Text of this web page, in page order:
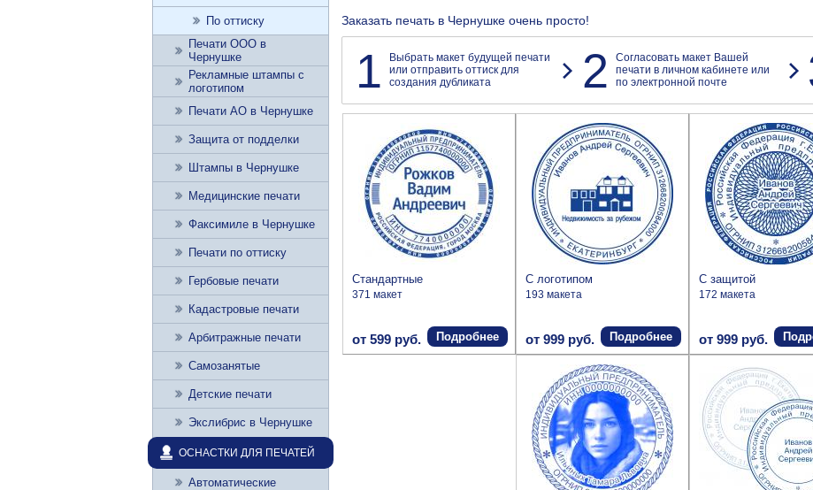
Заказать печать в Чернушке очень просто!
1
Выбрать макет будущей печати
или отправить оттиск для
создания дубликата
2
Согласовать макет Вашей
печати в личном кабинете или
по электронной почте
Стандартные
371 макет
от 599 руб. Подробнее
С логотипом
193 макета
от 999 руб. Подробнее
С защитой
172 макета
от 999 руб.
По оттиску
Печати ООО в
Чернушке
Рекламные штампы с
логотипом
Печати АО в Чернушке
Защита от подделки
Штампы в Чернушке
Медицинские печати
Факсимиле в Чернушке
Печати по оттиску
Гербовые печати
Кадастровые печати
Арбитражные печати
Самозанятые
Детские печати
Экслибрис в Чернушке
ОСНАСТКИ ДЛЯ ПЕЧАТЕЙ
Автоматические